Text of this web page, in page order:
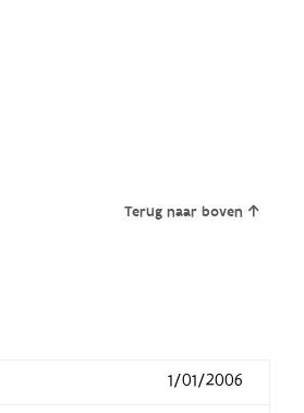
Terug naar boven
1/01/2006